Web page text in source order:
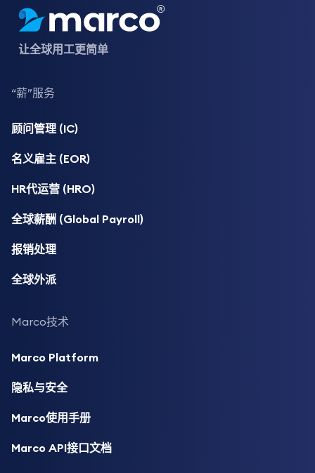
让全球用工更简单
“薪”服务
顾问管理 (IC)
名义雇主 (EOR)
HR代运营 (HRO)
全球薪酬 (Global Payroll)
报销处理
全球外派
Marco技术
Marco Platform
隐私与安全
Marco使用手册
Marco API接口文档